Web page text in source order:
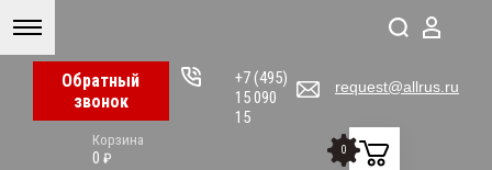
request@allrus.ru
+7 (495)
15 090
15
Обратный
звонок
0
Корзина
0 ₽